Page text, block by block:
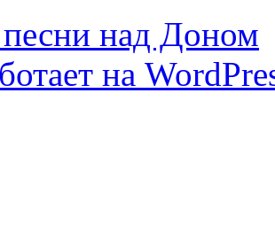
над Доном
на